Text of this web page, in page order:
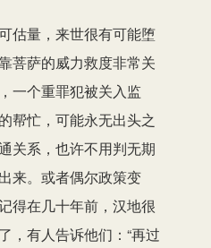
估量，来世很有可能堕
菩萨的威力救度非常关
一个重罪犯被关入监
帮忙，可能永无出头之
关系，也许不用判无期
来。或者偶尔政策变
得在几十年前，汉地很
，有人告诉他们：“再过